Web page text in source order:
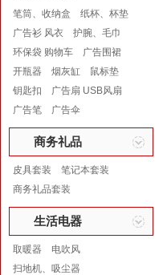
笔筒、收纳盒
纸杯、杯垫
广告衫 风衣
护腕、毛巾
环保袋 购物车
广告围裙
开瓶器
烟灰缸
鼠标垫
钥匙扣
广告扇 USB风扇
广告笔
广告伞
商务礼品
皮具套装
笔记本套装
商务礼品套装
生活电器
取暖器
电吹风
扫地机、吸尘器